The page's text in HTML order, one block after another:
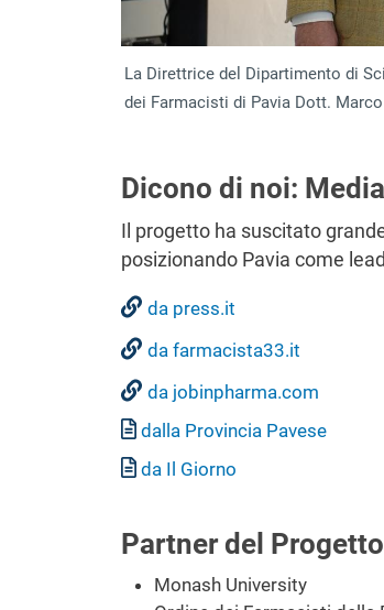
La Direttrice del Dipartimento di
dei Farmacisti di Pavia Dott.
Dicono di noi:
Il progetto ha suscitato
posizionando Pavia come
da press.it
da farmacista33.it
da jobinpharma.com
Document
dalla Provincia Pavese
Document
da Il Giorno
Partner del Progetto
Monash University